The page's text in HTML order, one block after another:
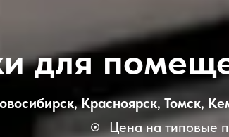
для
,Красноярск, Томск,
Цена на типовые